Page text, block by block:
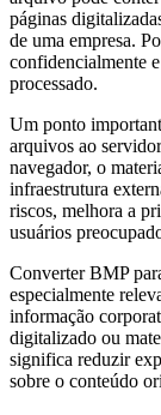
páginas
de uma empresa.
confidencialmente
processado.
Um ponto
arquivos ao
navegador, o
infraestrutura
riscos, melhora a
usuários
Converter BMP
especialmente
informação
digitalizado ou
significa reduzir
sobre o conteúdo